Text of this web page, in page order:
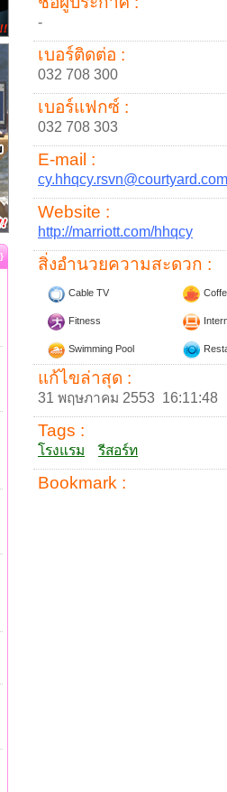
-
เบอร์ติดต่อ :
032 708 300
เบอร์แฟกซ์ :
032 708 303
E-mail :
cy.hhqcy.rsvn@courtyard.com
Website :
http://marriott.com/hhqcy
สิ่งอำนวยความสะดวก :
Cable TV
Fitness
Swimming Pool
แก้ไขล่าสุด :
31 พฤษภาคม 2553 16:11:48
Tags :
โรงแรม รีสอร์ท
Bookmark :